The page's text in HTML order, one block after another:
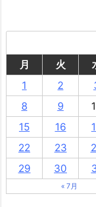
月
火
1
2
8
9
15
16
22
23
29
30
« 7月